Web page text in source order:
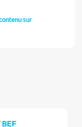
sur